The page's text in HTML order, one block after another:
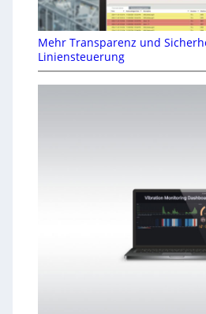
Mehr Transparenz und
Liniensteuerung